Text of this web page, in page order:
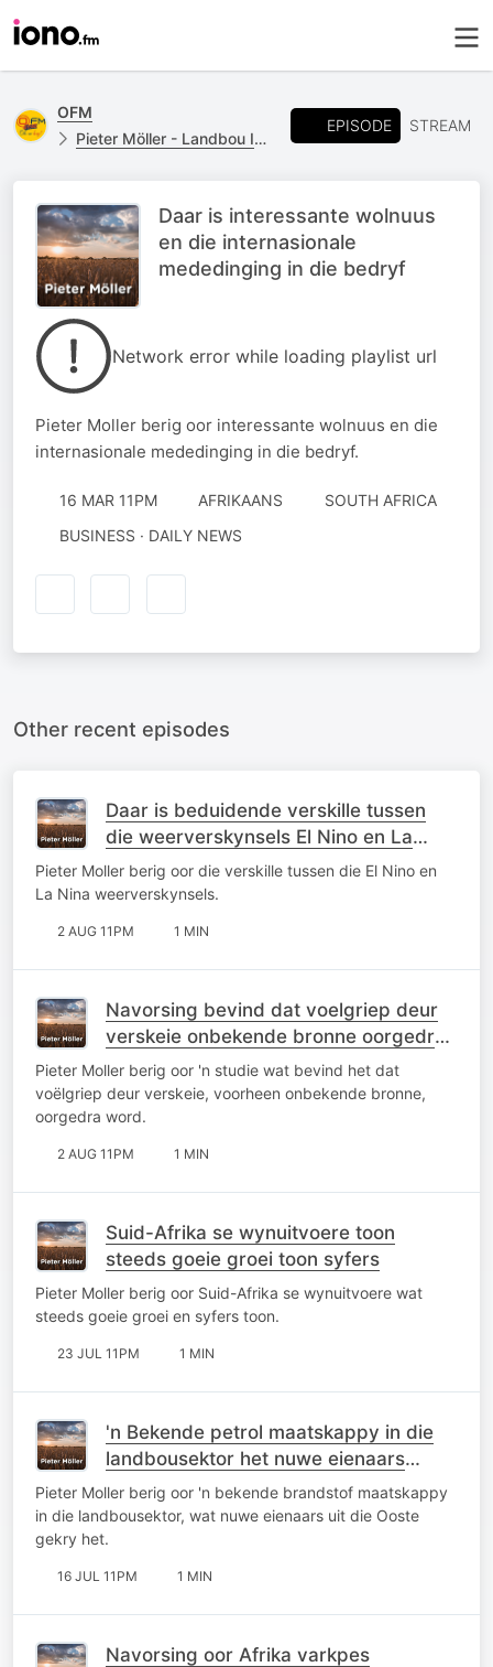
OFM
Pieter Möller - Landbou Insetsels
EPISODE STREAM
Daar is interessante wolnuus
en die internasionale
mededinging in die bedryf
Network error while loading playlist url
Pieter Moller berig oor interessante wolnuus en die
internasionale mededinging in die bedryf.
16 MAR 11PM AFRIKAANS
SOUTH AFRICA
BUSINESS · DAILY NEWS
Other recent episodes
Daar is beduidende verskille tussen
die weerverskynsels El Nino en La
Nina
Pieter Moller berig oor die verskille tussen die El Nino en
La Nina weerverskynsels.
2 AUG 11PM 1 MIN
Navorsing bevind dat voelgriep deur
verskeie onbekende bronne oorgedra
word
Pieter Moller berig oor 'n studie wat bevind het dat
voëlgriep deur verskeie, voorheen onbekende bronne,
oorgedra word.
2 AUG 11PM 1 MIN
Suid-Afrika se wynuitvoere toon
steeds goeie groei toon syfers
Pieter Moller berig oor Suid-Afrika se wynuitvoere wat
steeds goeie groei en syfers toon.
23 JUL 11PM 1 MIN
'n Bekende petrol maatskappy in die
landbousektor het nuwe eienaars
gekry
Pieter Moller berig oor 'n bekende brandstof maatskappy
in die landbousektor, wat nuwe eienaars uit die Ooste
gekry het.
16 JUL 11PM 1 MIN
Navorsing oor Afrika varkpes